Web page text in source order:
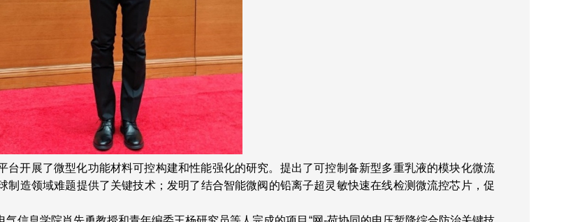
开展了微型化功能材料可控构建和性能强化的研究。提出了可控制备新型多重乳液的模块化微流
造领域难题提供了关键技术；发明了结合智能微阀的铅离子超灵敏快速在线检测微流控芯片，促